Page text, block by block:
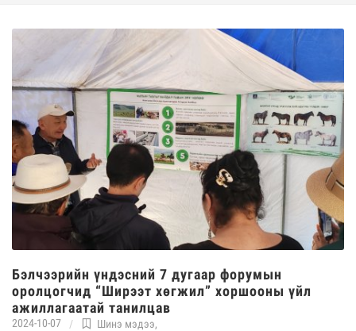
Бэлчээрийн үндэсний 7 дугаар форумын
оролцогчид “Ширээт хөгжил” хоршооны үйл
ажиллагаатай танилцав
2024-10-07 Шинэ мэдээ,